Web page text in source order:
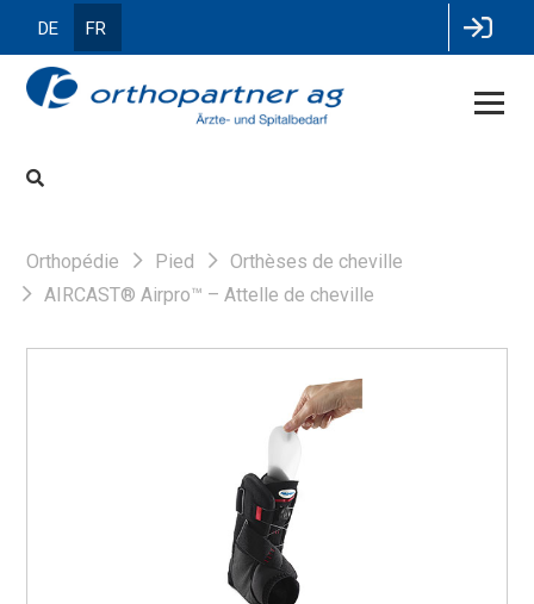
DE FR
Orthopédie Pied
Orthèses de cheville
AIRCAST® Airpro™ – Attelle de cheville